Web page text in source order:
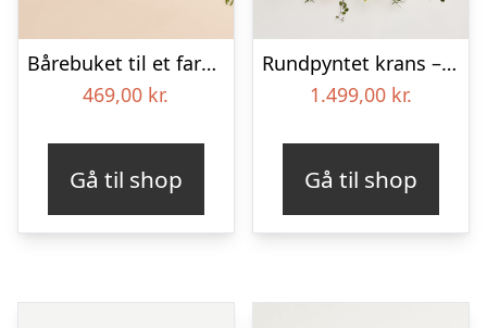
Bårebuket til et farverigt minde med bånd
469,00 kr.
Gå til shop
Rundpyntet krans – Et farverigt farvel
1.499,00 kr.
Gå til shop